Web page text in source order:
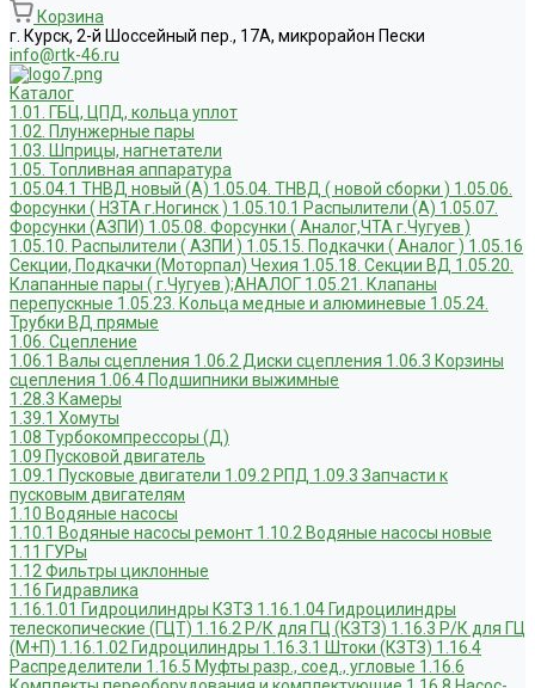
Корзина
г. Курск, 2-й Шоссейный пер., 17А, микрорайон Пески
info@rtk-46.ru
Каталог
1.01. ГБЦ, ЦПД, кольца уплот
1.02. Плунжерные пары
1.03. Шприцы, нагнетатели
1.05. Топливная аппаратура
1.05.04.1 ТНВД новый (А) 1.05.04. ТНВД ( новой сборки ) 1.05.06.
Форсунки ( НЗТА г.Ногинск ) 1.05.10.1 Распылители (А) 1.05.07.
Форсунки (АЗПИ) 1.05.08. Форсунки ( Аналог,ЧТА г.Чугуев )
1.05.10. Распылители ( АЗПИ ) 1.05.15. Подкачки ( Аналог ) 1.05.16
Секции, Подкачки (Моторпал) Чехия 1.05.18. Секции ВД 1.05.20.
Клапанные пары ( г.Чугуев );АНАЛОГ 1.05.21. Клапаны
перепускные 1.05.23. Кольца медные и алюминевые 1.05.24.
Трубки ВД прямые
1.06. Сцепление
1.06.1 Валы сцепления 1.06.2 Диски сцепления 1.06.3 Корзины
сцепления 1.06.4 Подшипники выжимные
1.28.3 Камеры
1.39.1 Хомуты
1.08 Турбокомпрессоры (Д)
1.09 Пусковой двигатель
1.09.1 Пусковые двигатели 1.09.2 РПД 1.09.3 Запчасти к
пусковым двигателям
1.10 Водяные насосы
1.10.1 Водяные насосы ремонт 1.10.2 Водяные насосы новые
1.11 ГУРы
1.12 Фильтры циклонные
1.16 Гидравлика
1.16.1.01 Гидроцилиндры КЗТЗ 1.16.1.04 Гидроцилиндры
телескопические (ГЦТ) 1.16.2 Р/К для ГЦ (КЗТЗ) 1.16.3 Р/К для ГЦ
(М+П) 1.16.1.02 Гидроцилиндры 1.16.3.1 Штоки (КЗТЗ) 1.16.4
Распределители 1.16.5 Муфты разр., соед., угловые 1.16.6